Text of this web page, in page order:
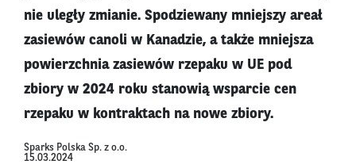
nie uległy zmianie. Spodziewany mniejszy areał
zasiewów canoli w Kanadzie, a także mniejsza
powierzchnia zasiewów rzepaku w UE pod
zbiory w 2024 roku stanowią wsparcie cen
rzepaku w kontraktach na nowe zbiory.
Sparks Polska Sp. z o.o.
15.03.2024